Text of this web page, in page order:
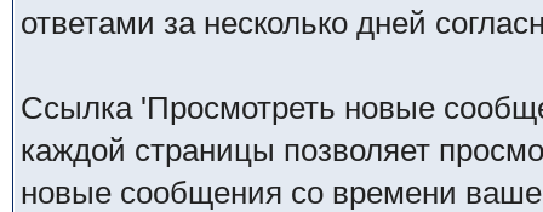
ответами за несколько дней
Ссылка 'Просмотреть новые
каждой страницы позволяет
новые сообщения со времени